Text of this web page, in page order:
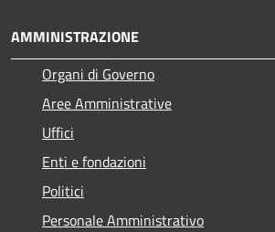
AMMINISTRAZIONE
Organi di Governo
Aree Amministrative
Uffici
Enti e fondazioni
Politici
Personale Amministrativo